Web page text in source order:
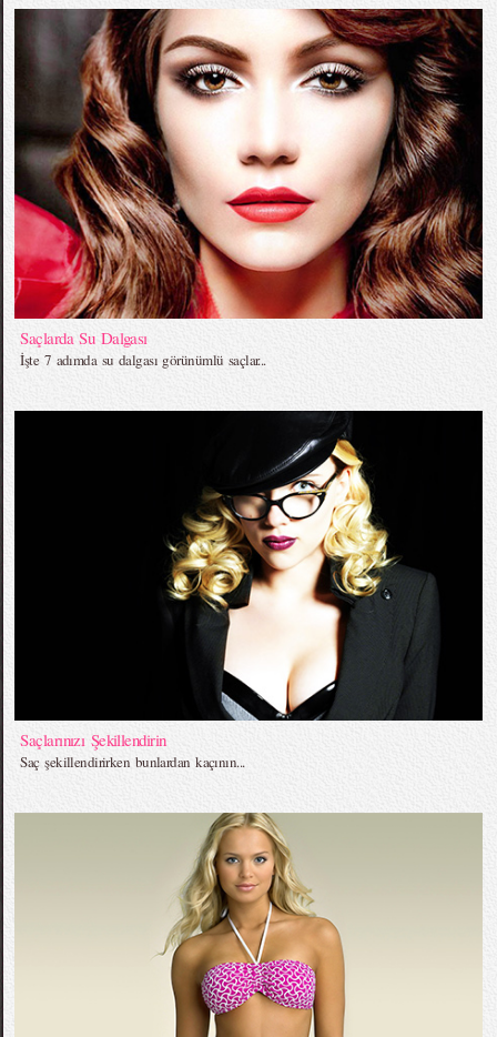
Saçlarda Su Dalgası
İşte 7 adımda su dalgası görünümlü saçlar...
Saçlarınızı Şekillendirin
Saç şekillendirirken bunlardan kaçının...